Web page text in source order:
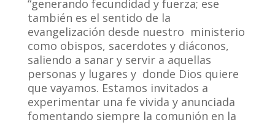
“generando fecundidad y fuerza; ese
también es el sentido de la
evangelización desde nuestro ministerio
como obispos, sacerdotes y diáconos,
saliendo a sanar y servir a aquellas
personas y lugares y donde Dios quiere
que vayamos. Estamos invitados a
experimentar una fe vivida y anunciada
fomentando siempre la comunión en la